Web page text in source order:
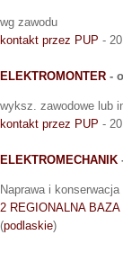
wg zawodu
kontakt przez PUP -
ELEKTROMONTER -
wyksz. zawodowe lub
kontakt przez PUP -
ELEKTROMECHANIK
Naprawa i
2 REGIONALNA
(podlaskie)